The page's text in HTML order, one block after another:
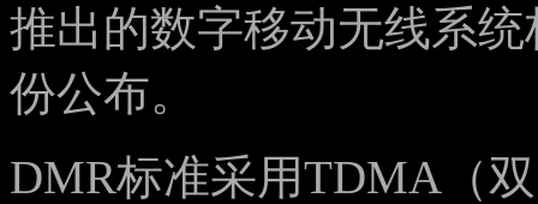
推出的数字移动无线系
份公布。
DMR标准采用TDMA（